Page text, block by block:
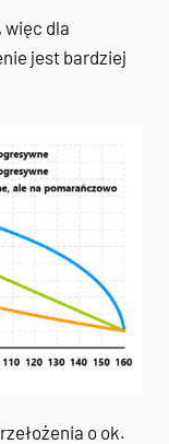
więc dla
jest bardziej
o ok.